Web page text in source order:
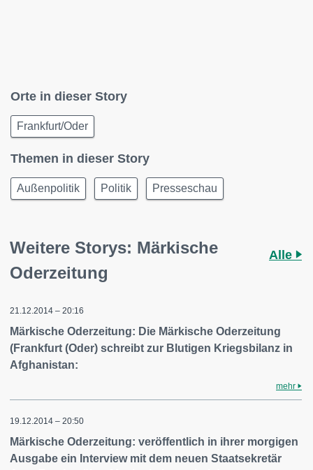
Orte in dieser Story
Frankfurt/Oder
Themen in dieser Story
Außenpolitik Politik Presseschau
Weitere Storys: Märkische
Oderzeitung
Alle
21.12.2014 – 20:16
Märkische Oderzeitung: Die Märkische Oderzeitung
(Frankfurt (Oder) schreibt zur Blutigen Kriegsbilanz in
Afghanistan:
mehr
19.12.2014 – 20:50
Märkische Oderzeitung: veröffentlich in ihrer morgigen
Ausgabe ein Interview mit dem neuen Staatsekretär